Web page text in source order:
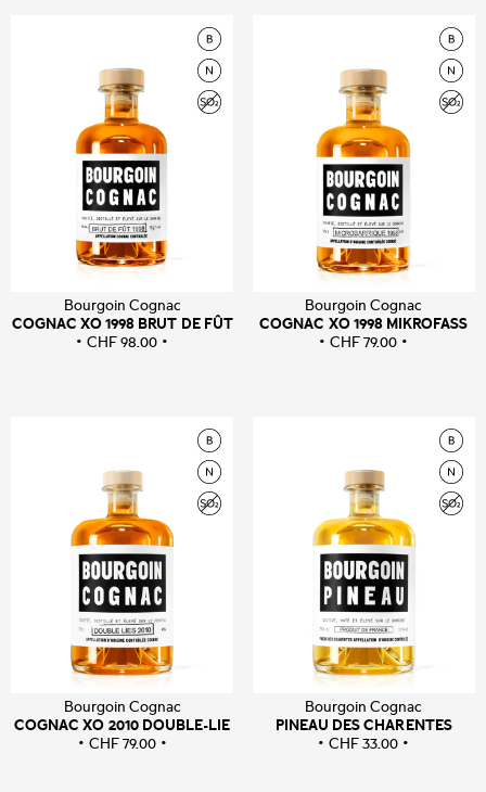
Bourgoin Cognac
COGNAC XO 1998 BRUT DE FÛT
CHF98.00
Bourgoin Cognac
COGNAC XO 1998 MIKROFASS
CHF79.00
Bourgoin Cognac
COGNAC XO 2010 DOUBLE-LIE
CHF79.00
Bourgoin Cognac
PINEAU DES CHARENTES
CHF33.00